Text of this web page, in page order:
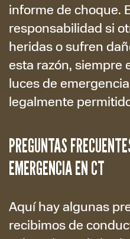
informe de choque.
responsabilidad si
heridas o sufren
esta razón, siempre
luces de
legalmente
PREGUNTAS
EMERGENCIA EN CT
Aquí hay algunas
recibimos de